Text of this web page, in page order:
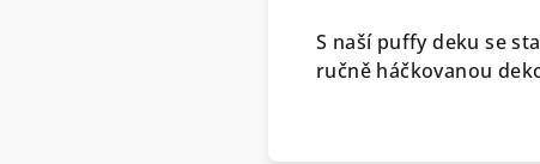
S naší puffy deku se
ručně háčkovanou